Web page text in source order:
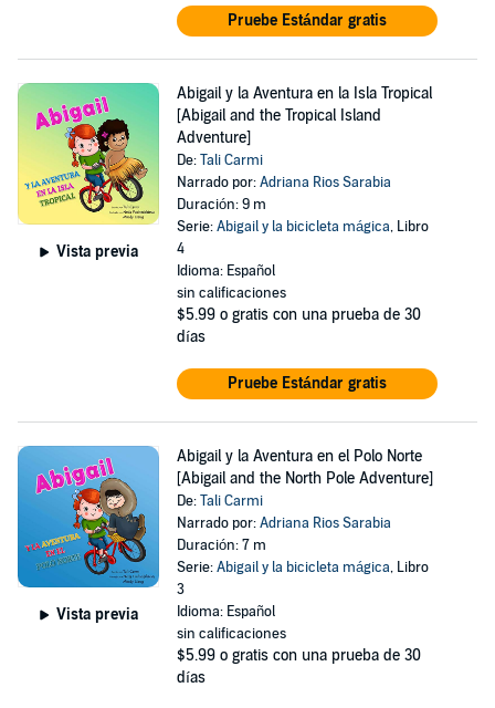
Pruebe Estándar gratis
Vista previa
Abigail y la Aventura en la Isla Tropical
[Abigail and the Tropical Island
Adventure]
De:Tali Carmi
Narrado por:Adriana Rios Sarabia
Duración: 9 m
Serie:Abigail y la bicicleta mágica, Libro
4
Idioma: Español
sin calificaciones
$5.99 o gratis con una prueba de 30
días
Pruebe Estándar gratis
Vista previa
Abigail y la Aventura en el Polo Norte
[Abigail and the North Pole Adventure]
De:Tali Carmi
Narrado por:Adriana Rios Sarabia
Duración: 7 m
Serie:Abigail y la bicicleta mágica, Libro
3
Idioma: Español
sin calificaciones
$5.99 o gratis con una prueba de 30
días